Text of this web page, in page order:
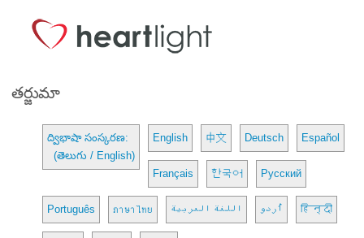
తర్జుమా
ద్విభాషా సంస్కరణ:
(తెలుగు / English)
English 中文 Deutsch Español
Français 한국어 Русский
Português ภาษาไทย اللغة العربية اُردو हिन्दी